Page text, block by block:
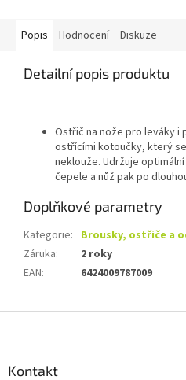
Popis Hodnocení Diskuze
Detailní popis produktu
Ostřič na nože pro leváky i
ostřícími kotoučky, který
neklouže. Udržuje
čepele a nůž pak po
Doplňkové parametry
Kategorie: Brousky, ostřiče a
Záruka:
2 roky
EAN: 6424009787009
Kontakt